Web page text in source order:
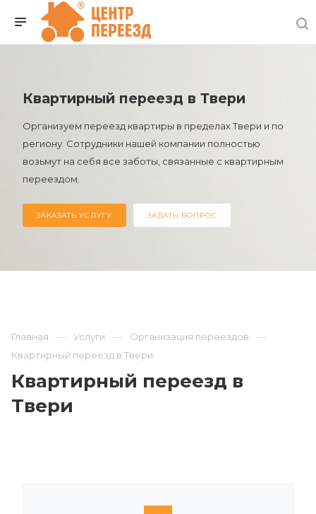
Квартирный переезд в Твери
Организуем переезд квартиры в пределах Твери и по
региону. Сотрудники нашей компании полностью
возьмут на себя все заботы, связанные с квартирным
переездом.
ЗАКАЗАТЬ УСЛУГУ ЗАДАТЬ ВОПРОС
Главная Услуги
Организация переездов
Квартирный переезд в Твери
Квартирный переезд в
Твери